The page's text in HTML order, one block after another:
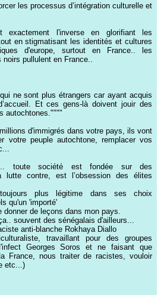
les processus d’intégration culturelle et
exactement l'inverse en glorifiant les
en stigmatisant les identités et cultures
d'europe, surtout en France.. les
pullulent en France..
ne sont plus étrangers car ayant acquis
Et ces gens-là doivent jouir des
autochtones.""""
d'immigrés dans votre pays, ils vont
votre peuple autochtone, remplacer vos
toute société est fondée sur des
lutte contre, est l’obsession des élites
plus légitime dans ses choix
qu'un 'importé'
donner de leçons dans mon pays.
souvent des sénégalais d'ailleurs...
anti-blanche Rokhaya Diallo
travaillant pour des groupes
Georges Soros et ne faisant que
France, nous traiter de racistes, vouloir
etc...)